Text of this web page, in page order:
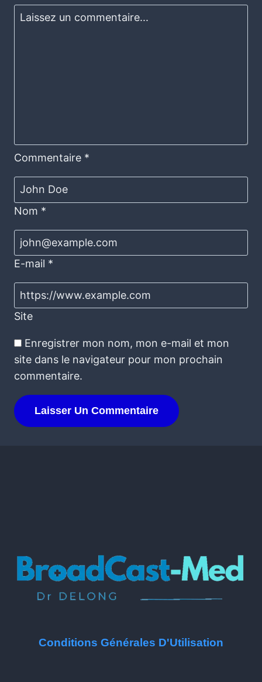
Commentaire *
Nom *
E-mail *
Site
Enregistrer mon nom, mon e-mail et mon
site dans le navigateur pour mon prochain
commentaire.
Conditions Générales D'Utilisation